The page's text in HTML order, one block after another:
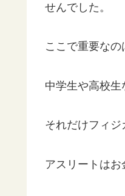
せんでした。
ここで重要なの
中学生や高校生
それだけフィジ
アスリートはお